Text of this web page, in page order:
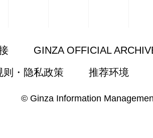
GINZA OFFICIAL
则・隐私政策
推荐环境
© Ginza Information